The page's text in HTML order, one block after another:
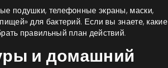
подушки, телефонные экраны, маски,
для бактерий. Если вы знаете, какие
правильный план действий.
и домашний